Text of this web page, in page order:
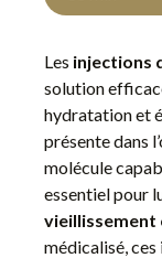
Les injections
solution
hydratation et
présente dans
molécule
essentiel pour
vieillissement
médicalisé,